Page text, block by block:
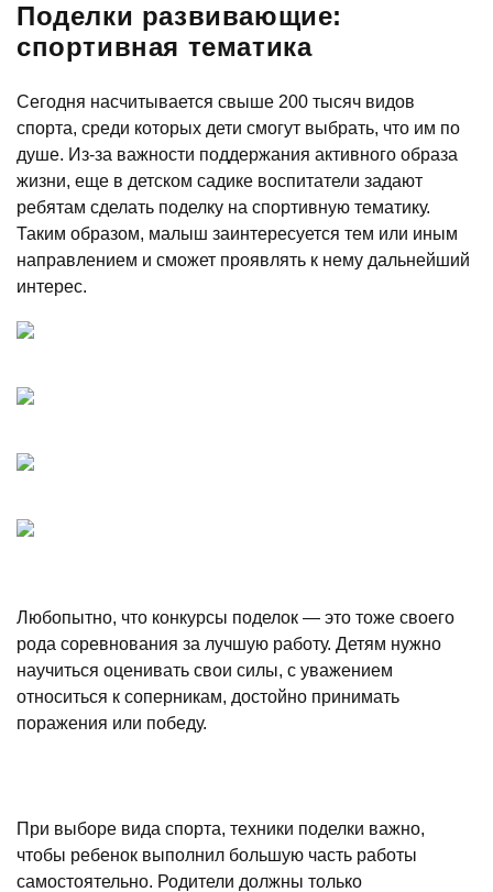
Поделки развивающие:
спортивная тематика
Сегодня насчитывается свыше 200 тысяч видов
спорта, среди которых дети смогут выбрать, что им по
душе. Из-за важности поддержания активного образа
жизни, еще в детском садике воспитатели задают
ребятам сделать поделку на спортивную тематику.
Таким образом, малыш заинтересуется тем или иным
направлением и сможет проявлять к нему дальнейший
интерес.
Любопытно, что конкурсы поделок — это тоже своего
рода соревнования за лучшую работу. Детям нужно
научиться оценивать свои силы, с уважением
относиться к соперникам, достойно принимать
поражения или победу.
При выборе вида спорта, техники поделки важно,
чтобы ребенок выполнил большую часть работы
самостоятельно. Родители должны только